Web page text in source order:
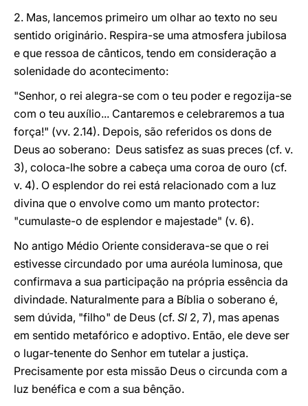
2. Mas, lancemos primeiro um olhar ao texto no seu
sentido originário. Respira-se uma atmosfera jubilosa
e que ressoa de cânticos, tendo em consideração a
solenidade do acontecimento:
"Senhor, o rei alegra-se com o teu poder e regozija-se
com o teu auxílio... Cantaremos e celebraremos a tua
força!" (vv. 2.14). Depois, são referidos os dons de
Deus ao soberano: Deus satisfez as suas preces (cf. v.
3), coloca-lhe sobre a cabeça uma coroa de ouro (cf.
v. 4). O esplendor do rei está relacionado com a luz
divina que o envolve como um manto protector:
"cumulaste-o de esplendor e majestade" (v. 6).
No antigo Médio Oriente considerava-se que o rei
estivesse circundado por uma auréola luminosa, que
confirmava a sua participação na própria essência da
divindade. Naturalmente para a Bíblia o soberano é,
sem dúvida, "filho" de Deus (cf. Sl 2, 7), mas apenas
em sentido metafórico e adoptivo. Então, ele deve ser
o lugar-tenente do Senhor em tutelar a justiça.
Precisamente por esta missão Deus o circunda com a
luz benéfica e com a sua bênção.